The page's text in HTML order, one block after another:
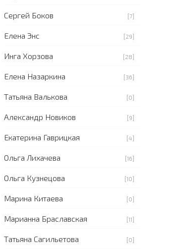
Сергей Боков [7]
Елена Энс [29]
Инга Хорзова [28]
Елена Назаркина [36]
Татьяна Валькова [0]
Александр Новиков [9]
Екатерина Гаврицкая [4]
Ольга Лихачева [16]
Ольга Кузнецова [10]
Марина Китаева [0]
Марианна Браславская [11]
Татьяна Сагильетова [0]